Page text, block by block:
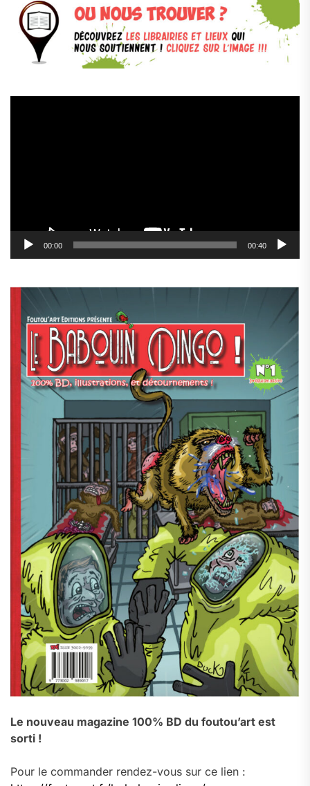
00:00 00:40
Le nouveau magazine 100% BD du foutou’art est
sorti !
Pour le commander rendez-vous sur ce lien :